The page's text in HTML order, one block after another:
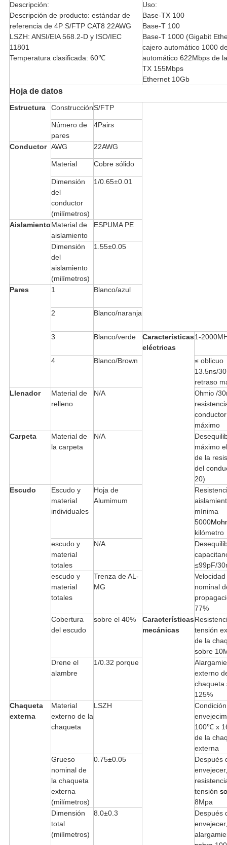
Descripción:
Descripción de producto: estándar de
referencia de 4P S/FTP CAT8 22AWG
LSZH: ANSI/EIA 568.2-D y ISO/IEC
11801
Temperatura clasificada: 60℃
Uso:
Base-TX 100
Base-T 100
Base-T 1000 (Gigabit
cajero automático 1000
automático 622Mbps de
TX 155Mbps
Ethernet 10Gb
Hoja de datos
Estructura ConstrucciónS/FTP
Número de
pares
4Pairs
Conductor AWG 22AWG
Material Cobre sólido
Dimensión
del
conductor
(milímetros)
1/0.65±0.01
AislamientoMaterial de
aislamiento
ESPUMA PE
Dimensión
del
aislamiento
(milímetros)
1.55±0.05
Pares 1 Blanco/azul
2 Blanco/naranja
3 Blanco/verde
Características
eléctricas
1-
4 Blanco/Brown
≤ oblicuo
13.5ns/
retraso
Llenador
Material de
relleno
N/A Ohmio/
máximo
Carpeta
Material de
la carpeta
N/A
máximo
de la
del
20)
Escudo
Escudo y
material
individuales
Hoja de
Alumimum
mínima
5000
kilómetro
escudo y
material
totales
N/A
≤99pF/
escudo y
material
totales
Trenza de AL-
MG
Velocidad
nominal
77%
Cobertura
del escudo
sobre el 40%
Características
mecánicas
tensión
de la
sobre
Drene el
alambre
1/0.32 porque
externo
chaqueta
125%
Chaqueta
externa
Material
externo de la
chaqueta
LSZH
100℃ x
de la
externa
Grueso
nominal de
la chaqueta
externa
(milímetros)
0.75±0.05
Después
envejecer,
tensión
8Mpa
Dimensión
total
(milímetros)
8.0±0.3
Después
envejecer,